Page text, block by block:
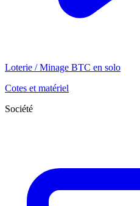
Loterie / Minage BTC en solo
Cotes et matériel
Société